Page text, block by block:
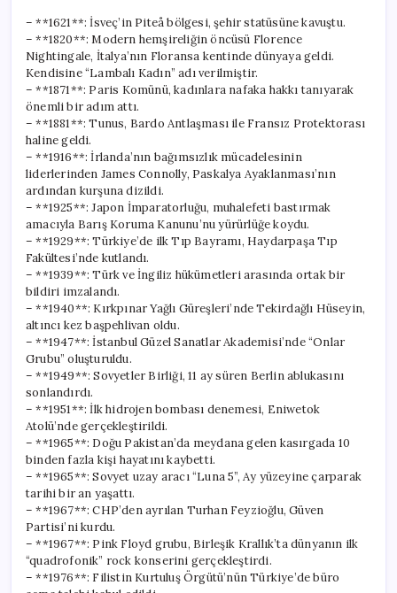
– **1621**: İsveç’in Piteå bölgesi, şehir statüsüne kavuştu.
– **1820**: Modern hemşireliğin öncüsü Florence
Nightingale, İtalya’nın Floransa kentinde dünyaya geldi.
Kendisine “Lambalı Kadın” adı verilmiştir.
– **1871**: Paris Komünü, kadınlara nafaka hakkı tanıyarak
önemli bir adım attı.
– **1881**: Tunus, Bardo Antlaşması ile Fransız Protektorası
haline geldi.
– **1916**: İrlanda’nın bağımsızlık mücadelesinin
liderlerinden James Connolly, Paskalya Ayaklanması’nın
ardından kurşuna dizildi.
– **1925**: Japon İmparatorluğu, muhalefeti bastırmak
amacıyla Barış Koruma Kanunu’nu yürürlüğe koydu.
– **1929**: Türkiye’de ilk Tıp Bayramı, Haydarpaşa Tıp
Fakültesi’nde kutlandı.
– **1939**: Türk ve İngiliz hükümetleri arasında ortak bir
bildiri imzalandı.
– **1940**: Kırkpınar Yağlı Güreşleri’nde Tekirdağlı Hüseyin,
altıncı kez başpehlivan oldu.
– **1947**: İstanbul Güzel Sanatlar Akademisi’nde “Onlar
Grubu” oluşturuldu.
– **1949**: Sovyetler Birliği, 11 ay süren Berlin ablukasını
sonlandırdı.
– **1951**: İlk hidrojen bombası denemesi, Eniwetok
Atolü’nde gerçekleştirildi.
– **1965**: Doğu Pakistan’da meydana gelen kasırgada 10
binden fazla kişi hayatını kaybetti.
– **1965**: Sovyet uzay aracı “Luna 5”, Ay yüzeyine çarparak
tarihi bir an yaşattı.
– **1967**: CHP’den ayrılan Turhan Feyzioğlu, Güven
Partisi’ni kurdu.
– **1967**: Pink Floyd grubu, Birleşik Krallık’ta dünyanın ilk
“quadrofonik” rock konserini gerçekleştirdi.
– **1976**: Filistin Kurtuluş Örgütü’nün Türkiye’de büro